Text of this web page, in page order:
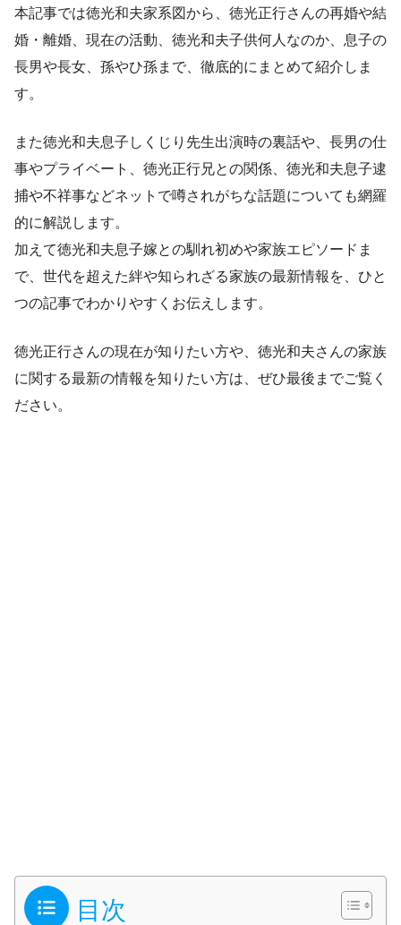
本記事では徳光和夫家系図から、徳光正行さんの再婚や結
婚・離婚、現在の活動、徳光和夫子供何人なのか、息子の
長男や長女、孫やひ孫まで、徹底的にまとめて紹介しま
す。
また徳光和夫息子しくじり先生出演時の裏話や、長男の仕
事やプライベート、徳光正行兄との関係、徳光和夫息子逮
捕や不祥事などネットで噂されがちな話題についても網羅
的に解説します。
加えて徳光和夫息子嫁との馴れ初めや家族エピソードま
で、世代を超えた絆や知られざる家族の最新情報を、ひと
つの記事でわかりやすくお伝えします。
徳光正行さんの現在が知りたい方や、徳光和夫さんの家族
に関する最新の情報を知りたい方は、ぜひ最後までご覧く
ださい。
目次